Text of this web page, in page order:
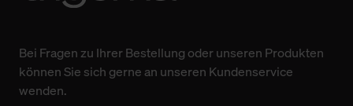
Bei Fragen zu Ihrer Bestellung oder unseren Produkten
können Sie sich gerne an unseren Kundenservice
wenden.